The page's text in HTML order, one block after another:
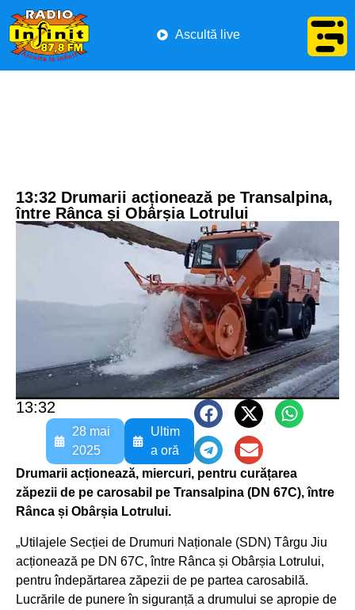
Ascultă live
13:32 Drumarii acționează pe Transalpina,
între Rânca și Obârșia Lotrului
13:32
28 mai
2025
Ultim
a oră
Drumarii acționează, miercuri, pentru curățarea
zăpezii de pe carosabil pe Transalpina (DN 67C), între
Rânca și Obârșia Lotrului.
„Utilajele Secției de Drumuri Naționale (SDN) Târgu Jiu
acționează pe DN 67C, între Rânca și Obârșia Lotrului,
pentru îndepărtarea zăpezii de pe partea carosabilă.
Lucrările de punere în siguranță a drumului se apropie de